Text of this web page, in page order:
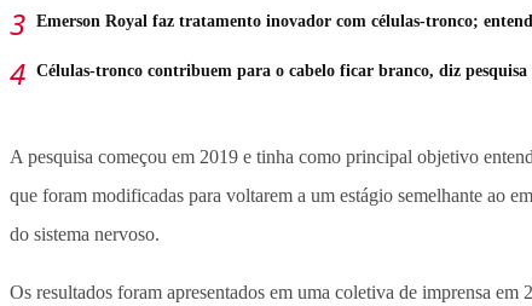
Emerson Royal faz tratamento inovador com células-tronco;
Células-tronco contribuem para o cabelo ficar branco, diz pesquisa
A pesquisa começou em 2019 e tinha como principal objetivo
que foram modificadas para voltarem a um estágio semelhante ao
do sistema nervoso.
Os resultados foram apresentados em uma coletiva de imprensa